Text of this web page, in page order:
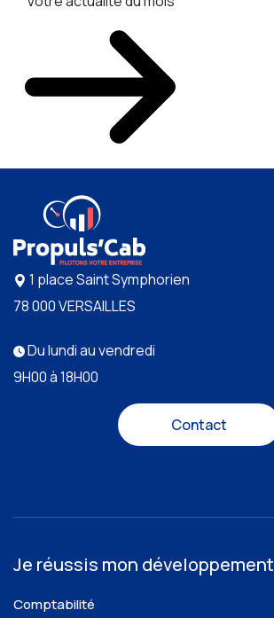
1 place Saint Symphorien
78 000 VERSAILLES
Du lundi au vendredi
9H00 à 18H00
Contact
Je réussis mon développement
Comptabilité